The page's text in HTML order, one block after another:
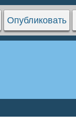
Опубликовать